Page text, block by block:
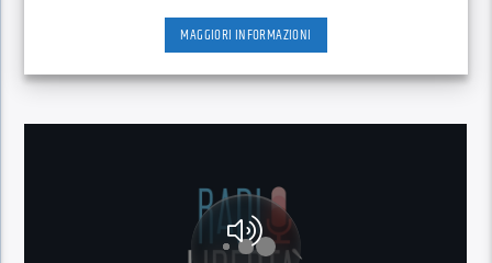
MAGGIORI INFORMAZIONI